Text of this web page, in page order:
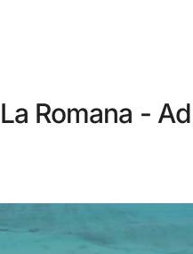
conta
LOGIN
se da palavra-passe?
Romana -